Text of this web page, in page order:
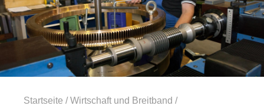
Startseite /Wirtschaft und Breitband /